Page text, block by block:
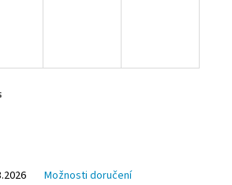
Možnosti doručení